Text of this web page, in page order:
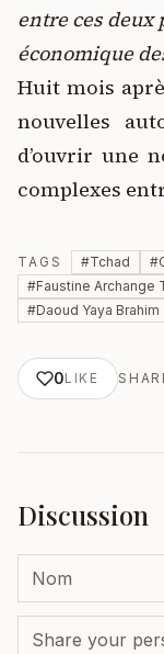
entre ces deux
économique
Huit mois
nouvelles
d’ouvrir une
complexes
TAGS #Tchad #
#Faustine Archange
#Daoud Yaya Brahim
0LIKE
Discussion